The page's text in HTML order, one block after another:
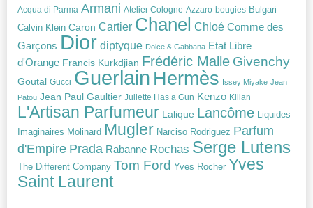
Acqua di Parma Armani Atelier Cologne Azzaro bougies Bulgari
Calvin Klein Caron Cartier Chanel Chloé Comme des
Garçons Dior diptyque Dolce & Gabbana Etat Libre
d'Orange Francis Kurkdjian Frédéric Malle Givenchy
Goutal Gucci Guerlain Hermès Issey Miyake Jean
Patou Jean Paul Gaultier Juliette Has a Gun Kenzo Kilian
L'Artisan Parfumeur Lalique Lancôme Liquides
Imaginaires Molinard Mugler Narciso Rodriguez Parfum
d'Empire Prada Rabanne Rochas Serge Lutens
The Different Company Tom Ford Yves Rocher Yves
Saint Laurent